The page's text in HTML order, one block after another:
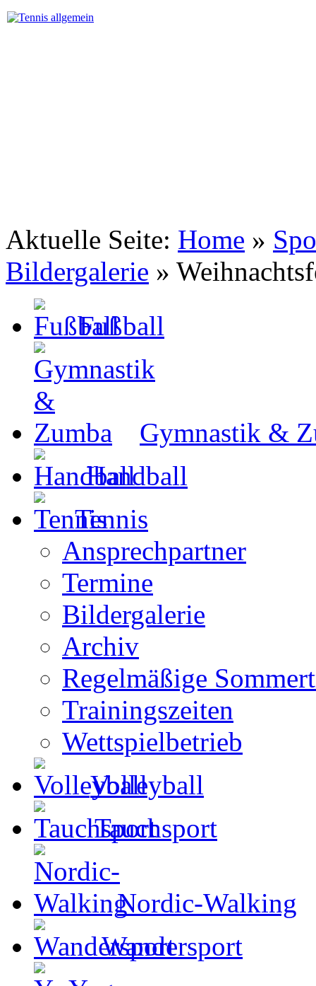
Aktuelle Seite: Home »
Bildergalerie »
Fußball
Gymnastik &
Handball
Tennis
Ansprechpartner
Termine
Bildergalerie
Archiv
Regelmäßige
Trainingszeiten
Wettspielbetrieb
Volleyball
Tauchsport
Nordic-Walking
Wandersport